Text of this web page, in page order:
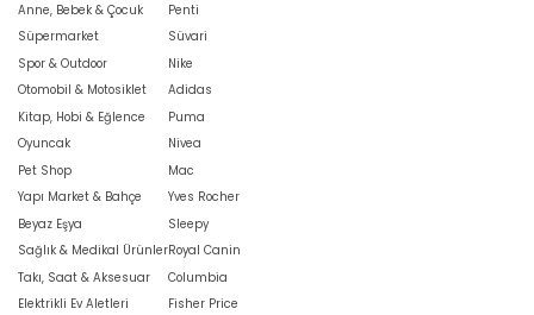
Anne, Bebek & Çocuk
Süpermarket
Spor & Outdoor
Otomobil & Motosiklet
Kitap, Hobi & Eğlence
Oyuncak
Pet Shop
Yapı Market & Bahçe
Beyaz Eşya
Sağlık & Medikal Ürünler
Takı, Saat & Aksesuar
Elektrikli Ev Aletleri
Penti
Süvari
Nike
Adidas
Puma
Nivea
Mac
Yves Rocher
Sleepy
Royal Canin
Columbia
Fisher Price